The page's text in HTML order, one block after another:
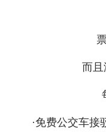
票
而且海
每
·免费公交车接驳